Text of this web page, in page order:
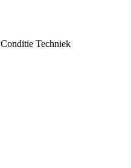
Conditie Techniek